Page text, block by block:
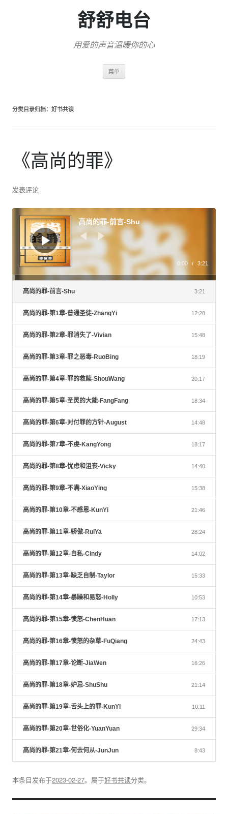
舒舒电台
用爱的声音温暖你的心
菜单
分类目录归档： 好书共读
《高尚的罪》
发表评论
音
高尚的罪-前言-Shu
0:00 / 3:21
高尚的罪-前言-Shu 3:21
高尚的罪-第1章-普通圣徒-ZhangYi 12:28
高尚的罪-第2章-罪消失了-Vivian 15:48
高尚的罪-第3章-罪之恶毒-RuoBing 18:19
高尚的罪-第4章-罪的救赎-ShouWang 20:17
高尚的罪-第5章-圣灵的大能-FangFang 18:34
高尚的罪-第6章-对付罪的方针-August 14:48
高尚的罪-第7章-不虔-KangYong 18:17
高尚的罪-第8章-忧虑和沮丧-Vicky 14:40
高尚的罪-第9章-不满-XiaoYing 15:38
高尚的罪-第10章-不感恩-KunYi 21:46
高尚的罪-第11章-骄傲-RuiYa 28:24
高尚的罪-第12章-自私-Cindy 14:02
高尚的罪-第13章-缺乏自制-Taylor 15:33
高尚的罪-第14章-暴躁和易怒-Holly 10:53
高尚的罪-第15章-愤怒-ChenHuan 17:13
高尚的罪-第16章-愤怒的杂草-FuQiang 24:43
高尚的罪-第17章-论断-JiaWen 16:26
高尚的罪-第18章-妒忌-ShuShu 21:14
高尚的罪-第19章-舌头上的罪-KunYi 10:11
高尚的罪-第20章-世俗化-YuanYuan 29:34
高尚的罪-第21章-何去何从-JunJun 8:43
本条目发布于2023-02-27。属于好书共读分类。